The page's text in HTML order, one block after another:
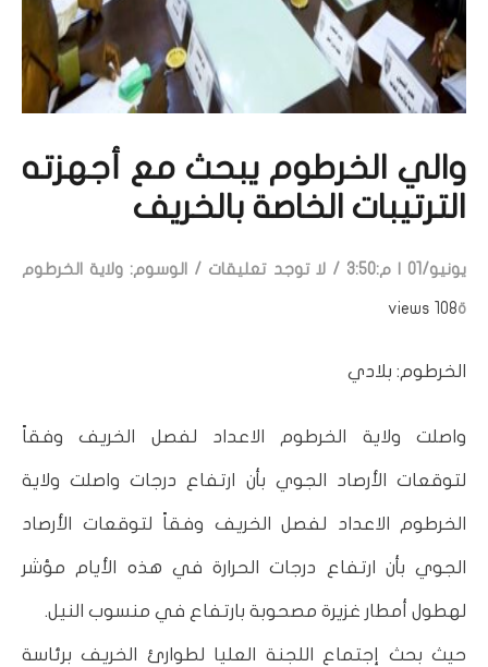
والي الخرطوم يبحث مع أجهزته
الترتيبات الخاصة بالخريف
يونيو/01 | م:3:50 /لا توجد تعليقات / الوسوم: ولاية الخرطوم
ة108 views
الخرطوم: بلادي
واصلت ولاية الخرطوم الاعداد لفصل الخريف وفقاً
لتوقعات الأرصاد الجوي بأن ارتفاع درجات واصلت ولاية
الخرطوم الاعداد لفصل الخريف وفقاً لتوقعات الأرصاد
الجوي بأن ارتفاع درجات الحرارة في هذه الأيام مؤشر
لهطول أمطار غزيرة مصحوبة بارتفاع في منسوب النيل.
حيث بحث إجتماع اللجنة العليا لطوارئ الخريف برئاسة